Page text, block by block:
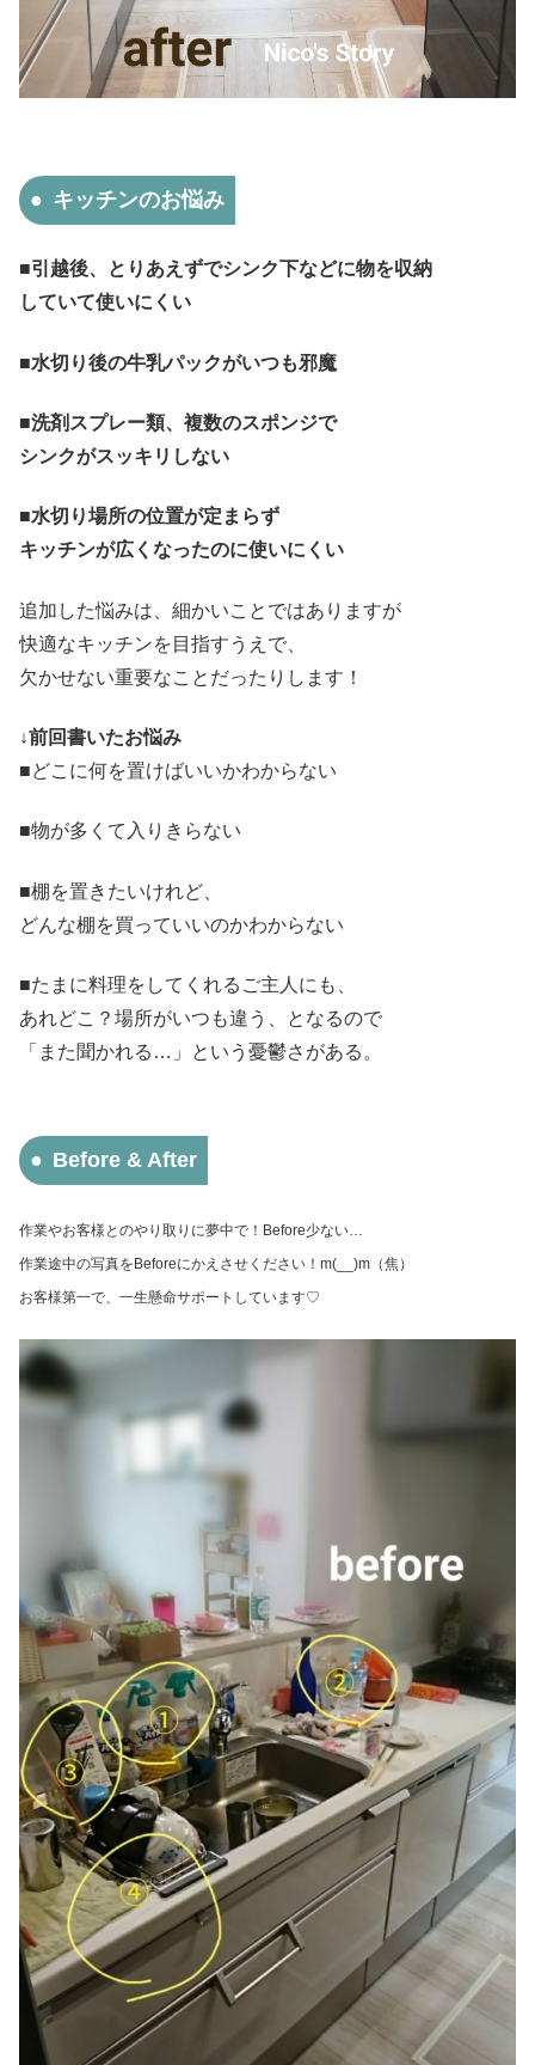
キッチンのお悩み
■引越後、とりあえずでシンク下などに物を収納
していて使いにくい
■水切り後の牛乳パックがいつも邪魔
■洗剤スプレー類、複数のスポンジで
シンクがスッキリしない
■水切り場所の位置が定まらず
キッチンが広くなったのに使いにくい
追加した悩みは、細かいことではありますが
快適なキッチンを目指すうえで、
欠かせない重要なことだったりします！
↓前回書いたお悩み
■どこに何を置けばいいかわからない
■物が多くて入りきらない
■棚を置きたいけれど、
どんな棚を買っていいのかわからない
■たまに料理をしてくれるご主人にも、
あれどこ？場所がいつも違う、となるので
「また聞かれる…」という憂鬱さがある。
Before & After
作業やお客様とのやり取りに夢中で！Before少ない…
作業途中の写真をBeforeにかえさせください！m(__)m（焦）
お客様第一で、一生懸命サポートしています♡